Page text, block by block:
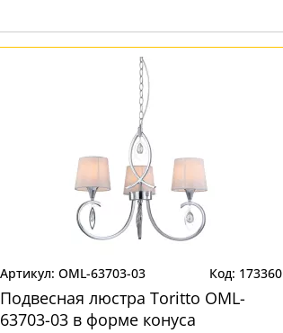
OML-63703-03 173360
Подвесная люстра Toritto OML-
63703-03 в форме конуса